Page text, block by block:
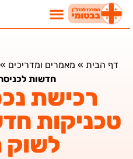
דף הבית»מאמרים ומדריכים»
חדשות
רכישת
טכניקות
לשוק